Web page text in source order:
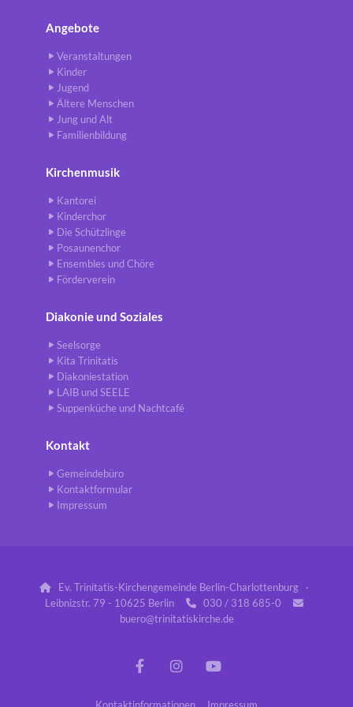
Angebote
Veranstaltungen
Kinder
Jugend
Ältere Menschen
Jung und Alt
Familienbildung
Kirchenmusik
Kantorei
Kinderchor
Die Schützlinge
Posaunenchor
Ensembles und Chöre
Förderverein
Diakonie und Soziales
Seelsorge
Kita Trinitatis
Diakoniestation
LAIB und SEELE
Suppenküche und Nachtcafé
Kontakt
Gemeindebüro
Kontaktformular
Impressum

Ev. Trinitatis-Kirchengemeinde Berlin-Charlottenburg ·
Leibnizstr. 79 - 10625 Berlin
 030 / 318 685-0 
buero@trinitatiskirche.de